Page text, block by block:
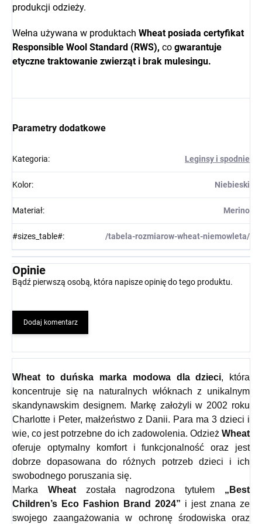
produkcji odzieży.
Wełna używana w produktach Wheatposiada certyfikat
Responsible Wool Standard (RWS), co gwarantuje
etyczne traktowanie zwierząt i brak mulesingu.
Parametry dodatkowe
Kategoria: Leginsy i spodnie
Kolor: Niebieski
Materiał: Merino
#sizes_table#: /tabela-rozmiarow-wheat-niemowleta/
Opinie
Bądź pierwszą osobą, która napisze opinię do tego produktu.
Dodaj komentarz
Wheat to duńska marka modowa dla dzieci, która
koncentruje się na naturalnych włóknach z unikalnym
skandynawskim designem. Markę założyli w 2002 roku
Charlotte i Peter, małżeństwo z Danii. Para ma 3 dzieci i
wie, co jest potrzebne do ich zadowolenia. Odzież Wheat
oferuje optymalny komfort i funkcjonalność oraz jest
dobrze dopasowana do różnych potrzeb dzieci i ich
swobodnego poruszania się.
Marka Wheatzostała nagrodzona tytułem „Best
Children’s Eco Fashion Brand 2024” i jest znana ze
swojego zaangażowania w ochronę środowiska oraz